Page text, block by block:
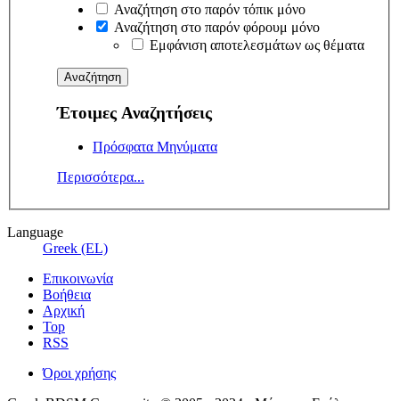
Αναζήτηση στο παρόν τόπικ μόνο
Αναζήτηση στο παρόν φόρουμ μόνο
Εμφάνιση αποτελεσμάτων ως θέματα
Έτοιμες Αναζητήσεις
Πρόσφατα Μηνύματα
Περισσότερα...
Language
Greek (EL)
Επικοινωνία
Βοήθεια
Αρχική
Top
RSS
Όροι χρήσης